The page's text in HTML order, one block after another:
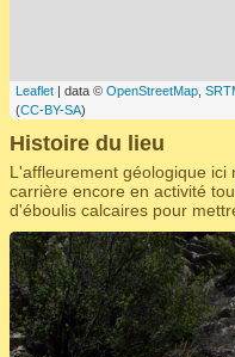
Leaflet | data © OpenStreetMap
(CC-BY-SA)
Histoire du lieu
L'affleurement géologique ici
carrière encore en activité
d'éboulis calcaires pour